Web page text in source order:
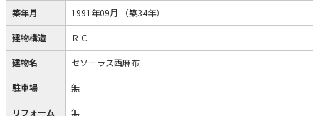
築年月 1991年09月 （築34年）
建物構造 ＲＣ
建物名 セソーラス西麻布
駐車場 無
リフォーム 無